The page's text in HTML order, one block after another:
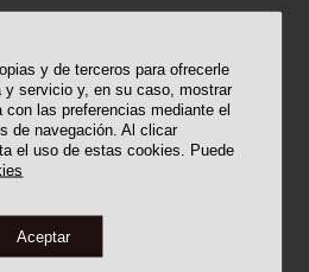
y de terceros para ofrecerle
y servicio y, en su caso, mostrar
con las preferencias mediante el
de navegación. Al clicar
el uso de estas cookies. Puede
Aceptar